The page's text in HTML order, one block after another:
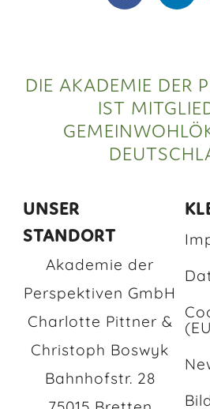
DIE AKADEMIE DER
IST
UNSER
STANDORT
Akademie der
Perspektiven GmbH
Charlotte Pittner &
Christoph Boswyk
Bahnhofstr. 28